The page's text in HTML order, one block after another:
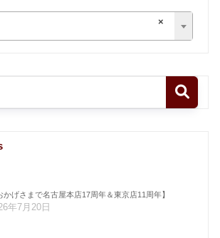
×
かげさまで名古屋本店17周年＆東京店11周年】
年7月20日